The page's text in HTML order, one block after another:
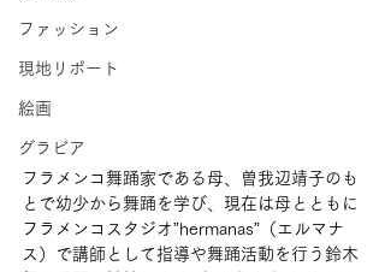
ファッション
現地リポート
絵画
グラビア
フラメンコ舞踊家である母、曽我辺靖子のも
とで幼少から舞踊を学び、現在は母とともに
フラメンコスタジオ”hermanas”（エルマナ
ス）で講師として指導や舞踊活動を行う鈴木